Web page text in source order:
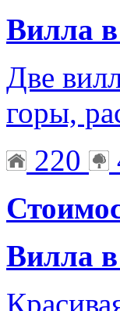
Вилла
Две
горы,
220
Вилла